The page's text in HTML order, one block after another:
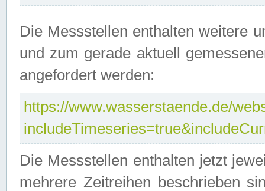
Die Messstellen enthalten weitere
und zum gerade aktuell
angefordert werden:
https://www.wasserstaende.de/
Die Messstellen enthalten jetzt
mehrere Zeitreihen beschrieben